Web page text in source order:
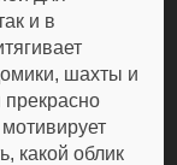
и в
шахты и
какой облик